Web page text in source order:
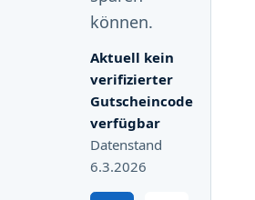
können.
Aktuell kein
verifizierter
Gutscheincode
verfügbar
Datenstand
6.3.2026